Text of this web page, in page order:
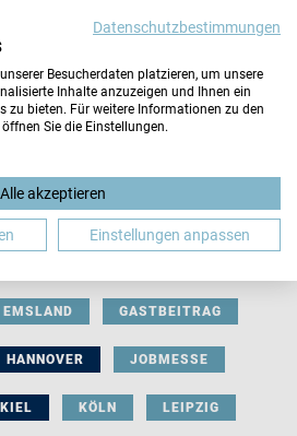
BEWERBUNG
EMSLAND GASTBEITRAG
HANNOVER JOBMESSE
KIEL KÖLN LEIPZIG
Datenschutzbestimmungen
Besucherdaten platzieren, um unsere
Inhalte anzuzeigen und Ihnen ein
zu bieten. Für weitere Informationen zu den
Sie die Einstellungen.
Alle akzeptieren
Einstellungen anpassen